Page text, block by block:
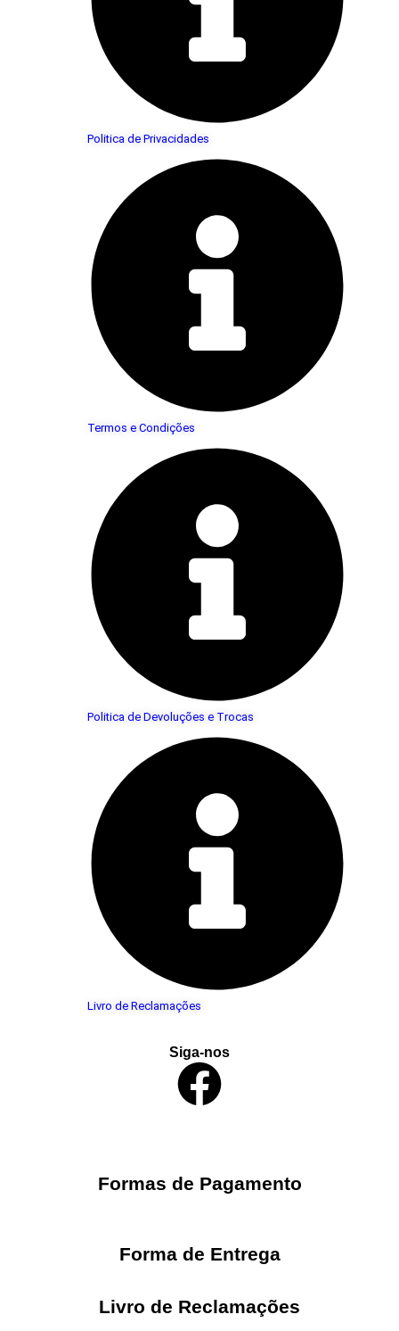
Politica de Privacidades
Termos e Condições
Politica de Devoluções e Trocas
Livro de Reclamações
Siga-nos
Formas de Pagamento
Forma de Entrega
Livro de Reclamações